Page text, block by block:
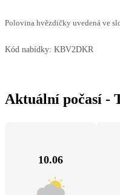
Polovina hvězdičky uvedená ve
Kód nabídky: KBV2DKR
Aktuální počasí -
10.06